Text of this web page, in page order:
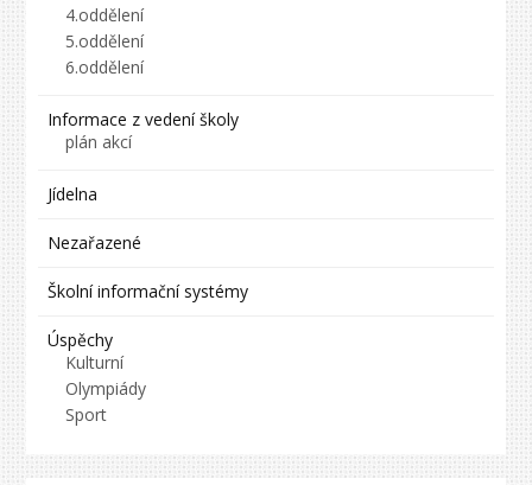
4.oddělení
5.oddělení
6.oddělení
Informace z vedení školy
plán akcí
Jídelna
Nezařazené
Školní informační systémy
Úspěchy
Kulturní
Olympiády
Sport